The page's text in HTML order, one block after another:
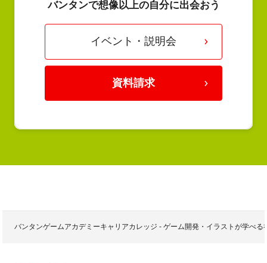
バンタンで想像以上の自分に出会おう
イベント・説明会
資料請求
バンタンゲームアカデミーキャリアカレッジ - ゲーム開発・イラストが学べ